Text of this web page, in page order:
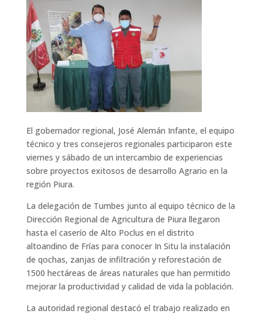
El gobernador regional, José Alemán Infante, el equipo
técnico y tres consejeros regionales participaron este
viernes y sábado de un intercambio de experiencias
sobre proyectos exitosos de desarrollo Agrario en la
región Piura.
La delegación de Tumbes junto al equipo técnico de la
Dirección Regional de Agricultura de Piura llegaron
hasta el caserío de Alto Poclus en el distrito
altoandino de Frías para conocer In Situ la instalación
de qochas, zanjas de infiltración y reforestación de
1500 hectáreas de áreas naturales que han permitido
mejorar la productividad y calidad de vida la población.
La autoridad regional destacó el trabajo realizado en